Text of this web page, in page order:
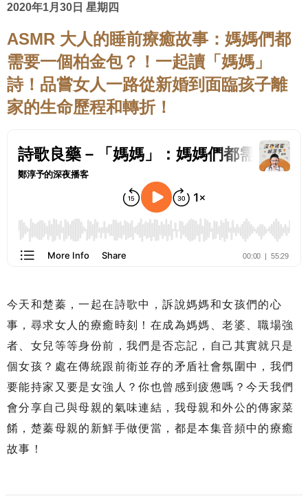
2020年1月30日 星期四
ASMR 大人的睡前療癒故事：媽媽們都
需要一個柏金包？！一起讀「媽媽」
詩！品嘗女人一路從新婚到面臨孩子離
家的生命歷程和轉折！
今天和楚蓁，一起在詩歌中，訴說媽媽和女孩們的心
事，尋求女人的療癒時刻！在成為媽媽、老婆、職場強
者、女兒等等身份前，我們是否忘記，自己其實就只是
個女孩？處在傳統跟前衛並存的矛盾社會氛圍中，我們
要能持家又要是女強人？你也曾感到疲憊嗎？今天我們
會分享自己與母親的氣味連結，我母親和外公的傳家菜
餚，楚蓁母親的新鮮手做便當，都是本集音頻中的療癒
故事！